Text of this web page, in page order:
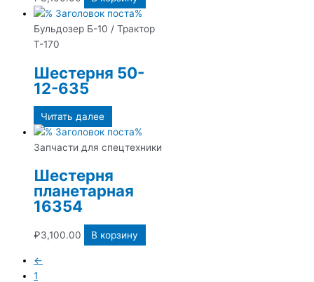
Бульдозер Б-10 / Трактор
Т-170
Шестерня 50-
12-635
Читать далее
Запчасти для спецтехники
Шестерня
планетарная
16354
₽3,100.00 В корзину
←
1